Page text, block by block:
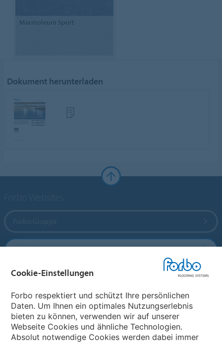
Marmoleum Sport
Dokument herunterladen
Forbo Flooring Systems
Forbo Movement Systems
Land auswählen
Cookie-Einstellungen
Forbo respektiert und schützt Ihre persönlichen
Daten. Um Ihnen ein optimales Nutzungserlebnis
bieten zu können, verwenden wir auf unserer
Webseite Cookies und ähnliche Technologien.
Absolut notwendige Cookies werden dabei immer